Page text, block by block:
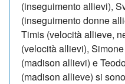
(inseguimento allievi),
(inseguimento donne
Timis (velocità allieve,
(velocità allievi),
(madison allievi) e
(madison allieve) si